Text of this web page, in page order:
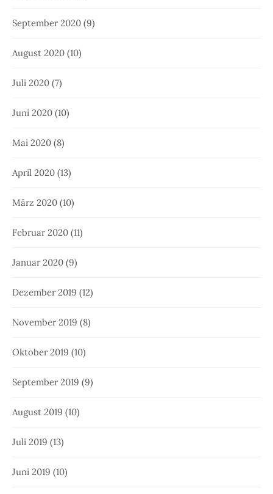
September 2020 (9)
August 2020 (10)
Juli 2020 (7)
Juni 2020 (10)
Mai 2020 (8)
April 2020 (13)
März 2020 (10)
Februar 2020 (11)
Januar 2020 (9)
Dezember 2019 (12)
November 2019 (8)
Oktober 2019 (10)
September 2019 (9)
August 2019 (10)
Juli 2019 (13)
Juni 2019 (10)